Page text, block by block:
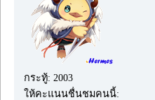
กระทู้: 2003
ให้คะแนนชื่นชมคนนี้: